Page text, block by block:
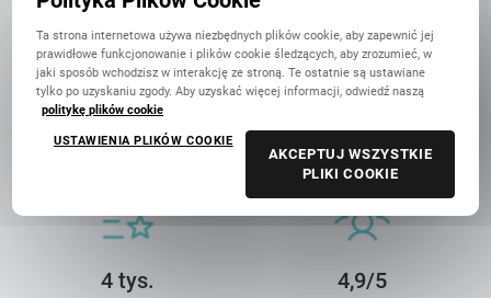
14 lat troski
o wasze wspomnienia wydrukowanych zdjęć
4 tys. 4,9/5
Ta strona internetowa używa niezbędnych plików cookie, aby zapewnić jej
prawidłowe funkcjonowanie i plików cookie śledzących, aby zrozumieć, w
jaki sposób wchodzisz w interakcję ze stroną. Te ostatnie są ustawiane
tylko po uzyskaniu zgody. Aby uzyskać więcej informacji, odwiedź naszą
politykę plików cookie
USTAWIENIA PLIKÓW COOKIE
AKCEPTUJ WSZYSTKIE
PLIKI COOKIE